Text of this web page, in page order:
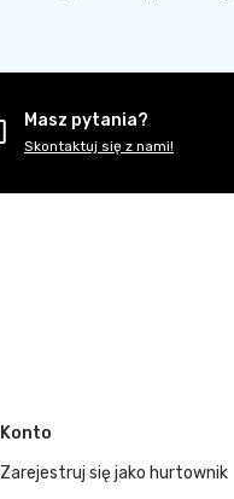
Masz pytania?
Skontaktuj się z nami!
Konto
Zarejestruj się jako hurtownik